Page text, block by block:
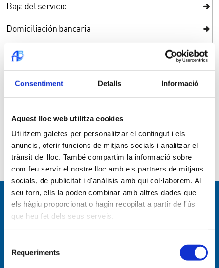
Consentiment Detalls Informació
Aquest lloc web utilitza cookies
Utilitzem galetes per personalitzar el contingut i els
anuncis, oferir funcions de mitjans socials i analitzar el
trànsit del lloc. També compartim la informació sobre
com feu servir el nostre lloc amb els partners de mitjans
socials, de publicitat i d'anàlisis amb qui col·laborem. Al
seu torn, ells la poden combinar amb altres dades que
els hàgiu proporcionat o hagin recopilat a partir de l'ús
que heu fet dels seus serveis.
Requeriments
Baja del servicio
Domiciliación bancaria
Solicitud de conexión del agua / saneamiento
Envío de la correspondencia
Ampliación canon de agua
Bonificación por Familia numerosa
Tarifa social canon del agua
Primera ocupación o Devolución de Fianza
Navegación por
Empresa